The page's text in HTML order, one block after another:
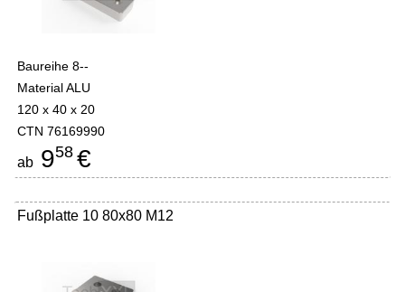
Baureihe 8--
Material ALU
120 x 40 x 20
CTN 76169990
ab 958 €
Fußplatte 10 80x80 M12